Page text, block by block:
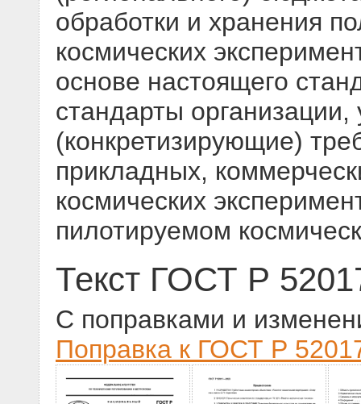
обработки и хранения
космических
основе настоящего
стандарты
(конкретизирующие)
прикладных,
космических
пилотируемом
Текст ГОСТ Р
С поправками и
Поправка к ГОСТ Р